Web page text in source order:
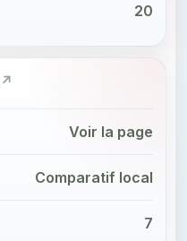
20
Voir la page
Comparatif local
7